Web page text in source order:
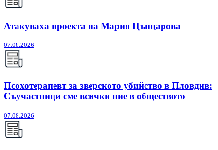
Атакуваха проекта на Мария Цънцарова
07.08.2026
Псохотерапевт за зверското убийство в Пловдив:
Съучастници сме всички ние в обществото
07.08.2026